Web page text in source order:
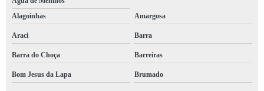
empresa de brigada emergência Poções
empresa de brigada incêndios Paulo Afonso
brigada incêndio Campo Grande
serviço de brigada de emergência Itabela
Alagoinhas
Amargosa
Araci Barra
Barra do Choça Barreiras
Bom Jesus da Lapa Brumado